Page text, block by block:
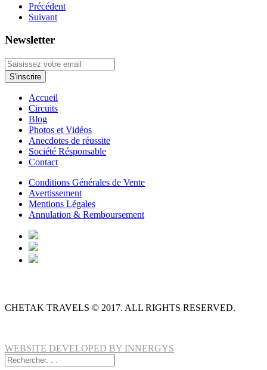
Précédent
Suivant
Newsletter
Accueil
Circuits
Blog
Photos et Vidéos
Anecdotes de réussite
Société Résponsable
Contact
Conditions Générales de Vente
Avertissement
Mentions Légales
Annulation & Remboursement
CHETAK TRAVELS © 2017. ALL RIGHTS RESERVED.
WEBSITE DEVELOPED BY INNERGYS